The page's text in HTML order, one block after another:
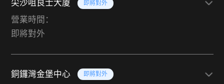
尖沙咀良士大廈 即將對外
營業時間：
即將對外
銅鑼灣金堡中心 即將對外